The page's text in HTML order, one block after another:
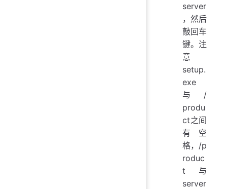
server
，然后
敲回车
键。注
意
setup.
exe
与/
produ
ct之间
有空
格，/p
roduc
t与
server